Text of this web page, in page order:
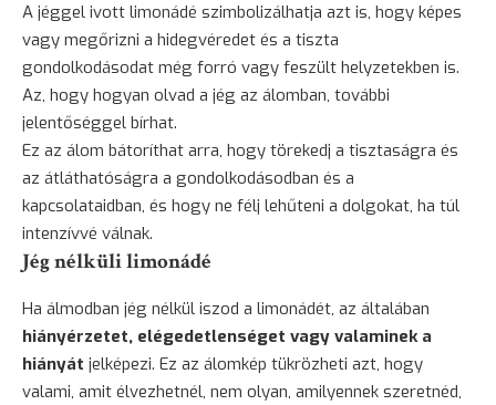
A jéggel ivott limonádé szimbolizálhatja azt is, hogy képes
vagy megőrizni a hidegvéredet és a tiszta
gondolkodásodat még forró vagy feszült helyzetekben is.
Az, hogy hogyan olvad a jég az álomban, további
jelentőséggel bírhat.
Ez az álom bátoríthat arra, hogy törekedj a tisztaságra és
az átláthatóságra a gondolkodásodban és a
kapcsolataidban, és hogy ne félj lehűteni a dolgokat, ha túl
intenzívvé válnak.
Jég nélküli limonádé
Ha álmodban jég nélkül iszod a limonádét, az általában
hiányérzetet, elégedetlenséget vagy valaminek a
hiányát jelképezi. Ez az álomkép tükrözheti azt, hogy
valami, amit élvezhetnél, nem olyan, amilyennek szeretnéd,